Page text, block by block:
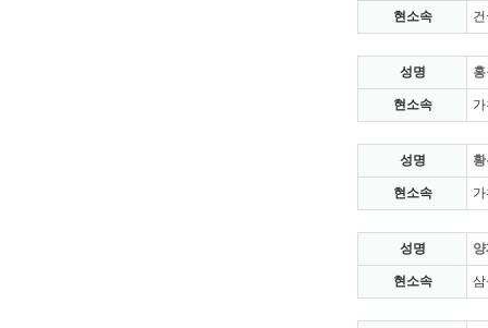
현소속
성명
현소속
성명
현소속
성명
현소속